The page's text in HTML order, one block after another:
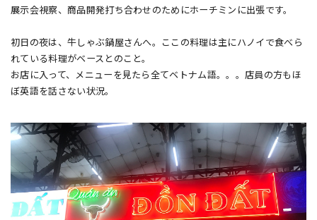
展示会視察、商品開発打ち合わせのためにホーチミンに出張です。
初日の夜は、牛しゃぶ鍋屋さんへ。ここの料理は主にハノイで食べら
れている料理がベースとのこと。
お店に入って、メニューを見たら全てベトナム語。。。店員の方もほ
ぼ英語を話さない状況。